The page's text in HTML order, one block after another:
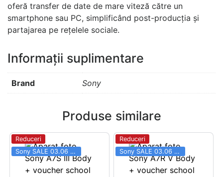
oferă transfer de date de mare viteză către un
smartphone sau PC, simplificând post-producția și
partajarea pe rețelele sociale.
Informații suplimentare
Brand Sony
Produse similare
Reduceri
Sony SALE 03.06 - 31.08
Reduceri
Sony SALE 03.06 - 31.08